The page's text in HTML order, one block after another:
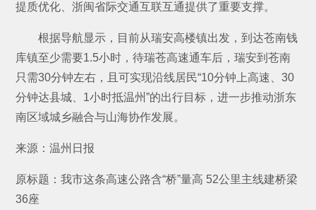
提质优化、浙闽省际交通互联互通提供了重要支撑。
根据导航显示，目前从瑞安高楼镇出发，到达苍南钱
库镇至少需要1.5小时，待瑞苍高速通车后，瑞安到苍南
只需30分钟左右，且可实现沿线居民“10分钟上高速、30
分钟达县城、1小时抵温州”的出行目标，进一步推动浙东
南区域城乡融合与山海协作发展。
来源：温州日报
原标题：我市这条高速公路含“桥”量高 52公里主线建桥梁
36座